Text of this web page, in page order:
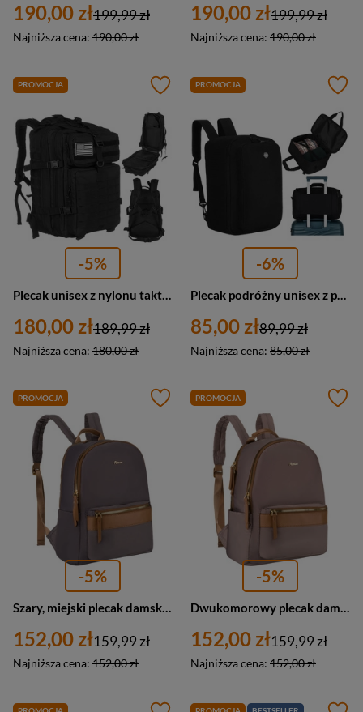
190,00 zł
Najniższa cena: 190,00 zł
199,99 zł 190,00 zł
Najniższa cena: 190,00 zł
199,99 zł
PROMOCJA
-5%
180,00 zł
Najniższa cena: 180,00 zł
189,99 zł
PROMOCJA
-6%
85,00 zł
Najniższa cena: 85,00 zł
89,99 zł
PROMOCJA
-5%
Szary, miejski plecak damski z poliestru zamykany suwakami - Peterson
152,00 zł
Najniższa cena: 152,00 zł
159,99 zł
PROMOCJA
-5%
Dwukomorowy plecak damski z poliestru w beżowym kolorze - Peterson
152,00 zł
Najniższa cena: 152,00 zł
159,99 zł